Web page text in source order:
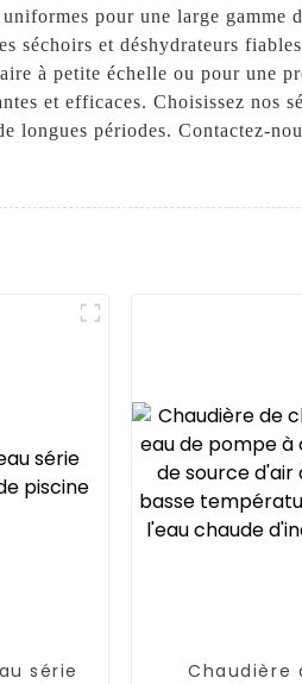
pour une large gamme
séchoirs et déshydrateurs
à petite échelle ou pour une
et efficaces. Choisissez nos
longues périodes. Contactez-
série
Chaudière